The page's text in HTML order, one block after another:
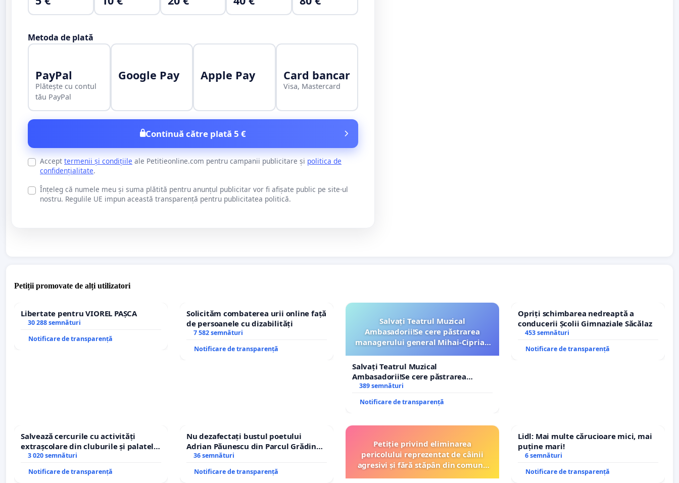
Metoda de plată
PayPal
Plătește cu contul
tău PayPal
Google Pay Apple Pay Card bancar
Visa, Mastercard
Continuă către plată 5 €
Accept termenii și condițiile ale Petitieonline.com pentru campanii publicitare și politica de
confidențialitate.
Înțeleg că numele meu și suma plătită pentru anunțul publicitar vor fi afișate public pe site-ul
nostru. Regulile UE impun această transparență pentru publicitatea politică.
Petiții promovate de alți utilizatori
Libertate pentru VIOREL PAȘCA
30 288 semnături
Notificare de transparență
Solicităm combaterea urii online față
de persoanele cu dizabilități
7 582 semnături
Notificare de transparență
Salvați Teatrul Muzical
Ambasadorii!Se cere păstrarea
managerului general Mihai-Ciprian
Salvați Teatrul Muzical
Ambasadorii!Se cere păstrarea
managerului general Mihai-Ciprian
389 semnături
Notificare de transparență
Opriți schimbarea nedreaptă a
conducerii Școlii Gimnaziale Săcălaz
453 semnături
Notificare de transparență
Salvează cercurile cu activități
extrașcolare din cluburile și palatele
copiilor
3 020 semnături
Notificare de transparență
Nu dezafectați bustul poetului
Adrian Păunescu din Parcul Grădina
Icoanei! Stop cenzurii culturale!
36 semnături
Notificare de transparență
Petiție privind eliminarea
pericolului reprezentat de câinii
agresivi și fără stăpân din comuna
Lidl: Mai multe cărucioare mici, mai
puține mari!
6 semnături
Notificare de transparență